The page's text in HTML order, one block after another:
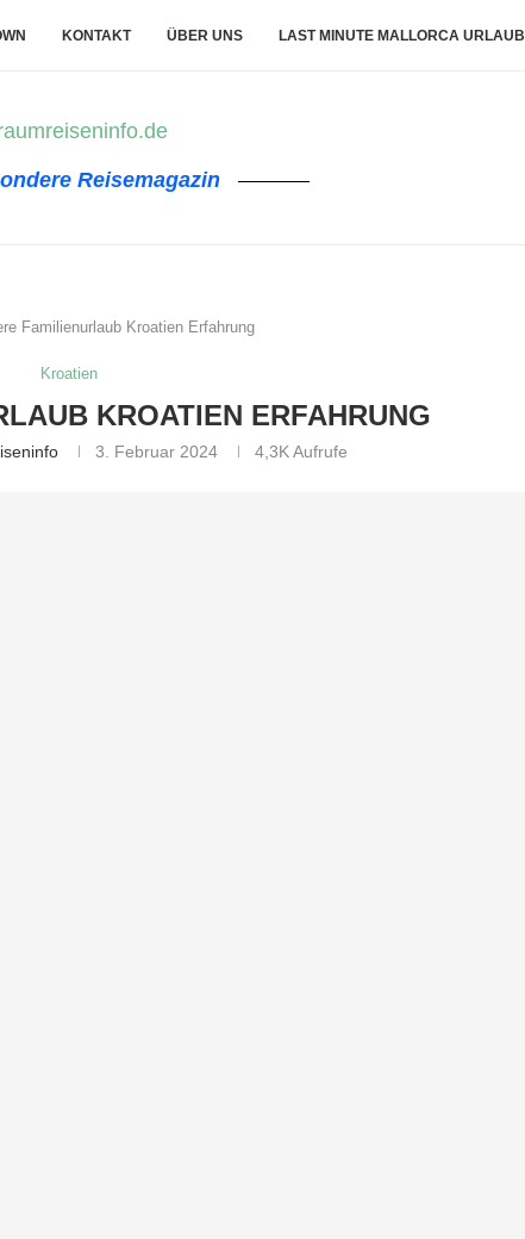
KONTAKT ÜBER UNS LAST MINUTE MALLORCA URLAUB
Reisemagazin
Familienurlaub Kroatien Erfahrung
Kroatien
KROATIEN ERFAHRUNG
3. Februar 2024 4,3KAufrufe